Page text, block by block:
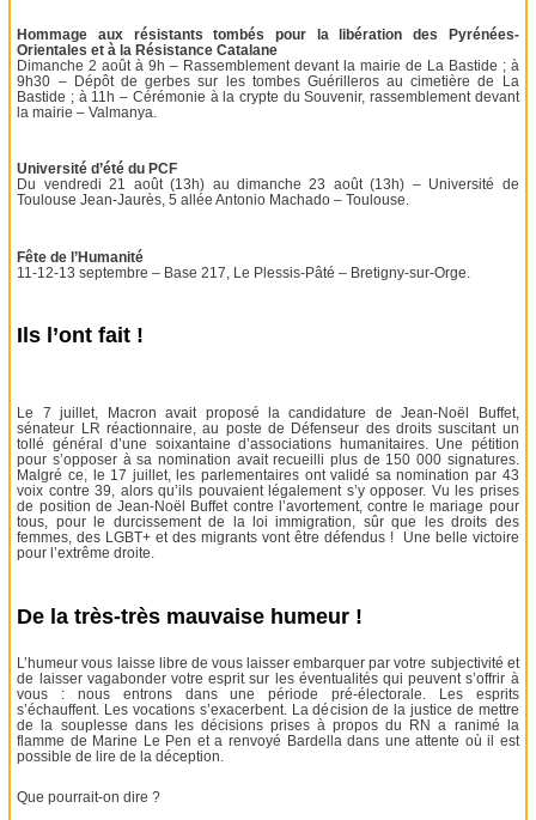
Hommage aux résistants tombés pour la libération des Pyrénées-
Orientales et à la Résistance Catalane
Dimanche 2 août à 9h – Rassemblement devant la mairie de La Bastide ; à
9h30 – Dépôt de gerbes sur les tombes Guérilleros au cimetière de La
Bastide ; à 11h – Cérémonie à la crypte du Souvenir, rassemblement devant
la mairie – Valmanya.
Université d’été du PCF
Du vendredi 21 août (13h) au dimanche 23 août (13h) – Université de
Toulouse Jean-Jaurès, 5 allée Antonio Machado – Toulouse.
Fête de l’Humanité
11-12-13 septembre – Base 217, Le Plessis-Pâté – Bretigny-sur-Orge.
Ils l’ont fait !
Le 7 juillet, Macron avait proposé la candidature de Jean-Noël Buffet,
sénateur LR réactionnaire, au poste de Défenseur des droits suscitant un
tollé général d’une soixantaine d’associations humanitaires. Une pétition
pour s’opposer à sa nomination avait recueilli plus de 150 000 signatures.
Malgré ce, le 17 juillet, les parlementaires ont validé sa nomination par 43
voix contre 39, alors qu’ils pouvaient légalement s’y opposer. Vu les prises
de position de Jean-Noël Buffet contre l’avortement, contre le mariage pour
tous, pour le durcissement de la loi immigration, sûr que les droits des
femmes, des LGBT+ et des migrants vont être défendus ! Une belle victoire
pour l’extrême droite.
De la très-très mauvaise humeur !
L’humeur vous laisse libre de vous laisser embarquer par votre subjectivité et
de laisser vagabonder votre esprit sur les éventualités qui peuvent s’offrir à
vous : nous entrons dans une période pré-électorale. Les esprits
s’échauffent. Les vocations s’exacerbent. La décision de la justice de mettre
de la souplesse dans les décisions prises à propos du RN a ranimé la
flamme de Marine Le Pen et a renvoyé Bardella dans une attente où il est
possible de lire de la déception.
Que pourrait-on dire ?